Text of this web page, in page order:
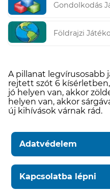
Gondolkodás
Földrajzi
A pillanat legvírusosabb
rejtett szót 6
jó helyen van, akkor
helyen van, akkor
új kihívások várnak rád.
Adatvédelem
Kapcsolatba lépni